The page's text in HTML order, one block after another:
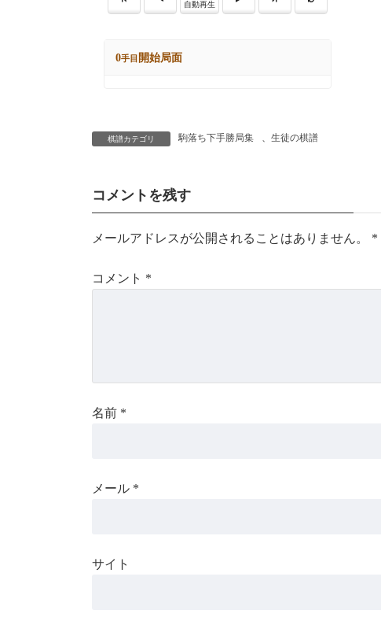
棋譜カテゴリ 駒落ち下手勝局集 生徒の棋譜
コメントを残す
メールアドレスが公開されることはありません。 *
コメント *
名前 *
メール *
サイト